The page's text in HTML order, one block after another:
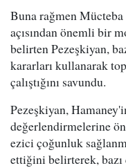
Buna rağmen
açısından önemli bir
belirten Pezeşkiyan,
kararları kullanarak
çalıştığını savundu.
Pezeşkiyan,
değerlendirmelerine
ezici çoğunluk
ettiğini belirterek,